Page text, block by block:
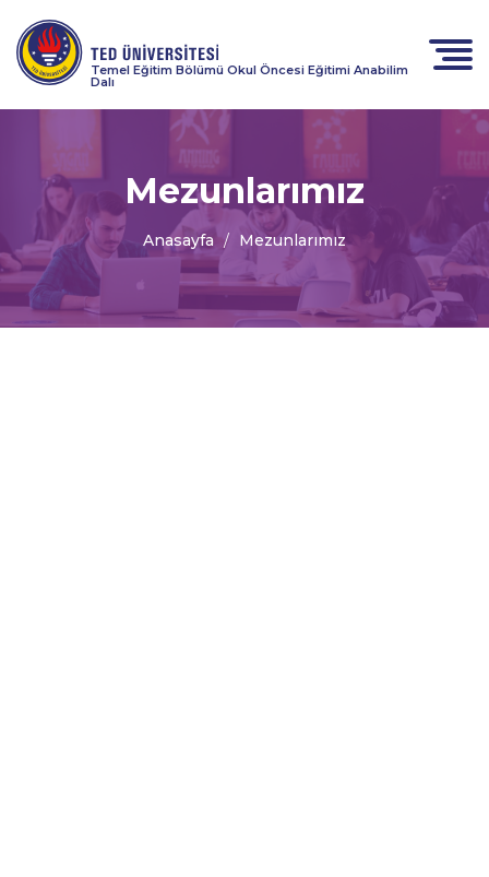
Temel Eğitim Bölümü Okul Öncesi Eğitimi Anabilim
Dalı
Mezunlarımız
Anasayfa Mezunlarımız